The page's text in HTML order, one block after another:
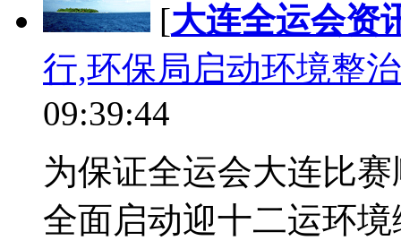
[大连全运会资
行,环保局启动环境整
09:39:44
为保证全运会大连比
全面启动迎十二运环